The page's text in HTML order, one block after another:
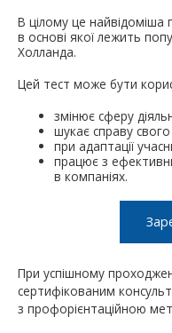
В цілому це найвідоміша
в основі якої лежить
Холланда.
Цей тест може бути
змінює сферу
шукає справу
при адаптації
працює з
в компаніях.
При успішному
сертифікованим
з профорієнтаційною